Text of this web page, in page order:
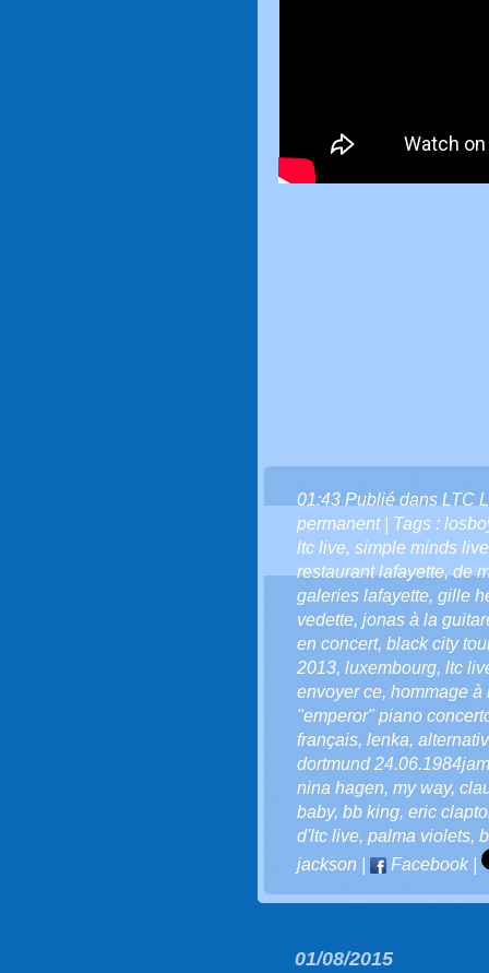
01:43 Publié dans LTC
permanent| Tags :
ltc live, simple minds live
restaurant lafayette,de
galeries lafayette, gille
vedette, jonas à la
en concert, black city
2013, luxembourg, ltc
envoyer ce, hommage à
"emperor" piano
français, lenka,
dortmund
nina hagen, my way,
baby, bb king, eric
d'ltc live, palma violets,
jackson
Facebook|
01/08/2015